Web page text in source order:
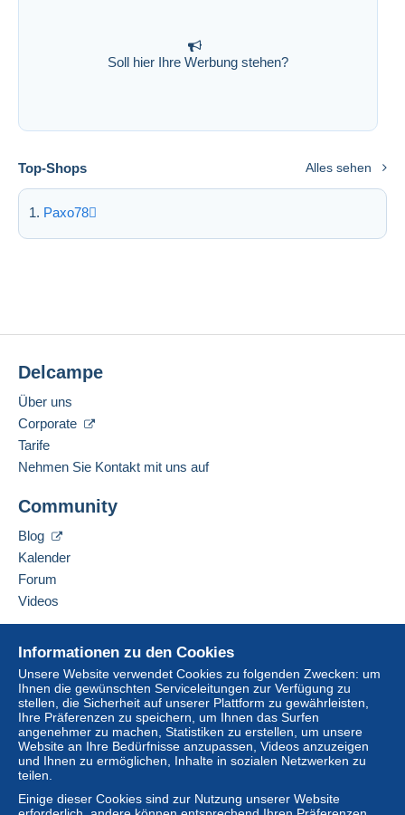
Soll hier Ihre Werbung stehen?
Top-Shops Alles sehen
Paxo78
Informationen zu den Cookies
Unsere Website verwendet Cookies zu folgenden Zwecken: um
Ihnen die gewünschten Serviceleitungen zur Verfügung zu
stellen, die Sicherheit auf unserer Plattform zu gewährleisten,
Ihre Präferenzen zu speichern, um Ihnen das Surfen
angenehmer zu machen, Statistiken zu erstellen, um unsere
Website an Ihre Bedürfnisse anzupassen, Videos anzuzeigen
und Ihnen zu ermöglichen, Inhalte in sozialen Netzwerken zu
teilen.
Einige dieser Cookies sind zur Nutzung unserer Website
Delcampe
Über uns
Corporate
Tarife
Nehmen Sie Kontakt mit uns auf
Community
Blog
Kalender
Forum
Videos
Online-Hilfe
Auf Delcampe kaufen
Auf Delcampe verkaufen
Eine sichere Website